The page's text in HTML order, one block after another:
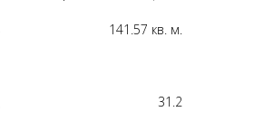
141.57 кв. м.
31.2